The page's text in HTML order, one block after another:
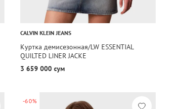
CALVIN KLEIN JEANS
Куртка демисезонная/LW ESSENTIAL
QUILTED LINER JACKE
3 659 000 сум
-60%